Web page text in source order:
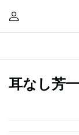
耳なし芳一